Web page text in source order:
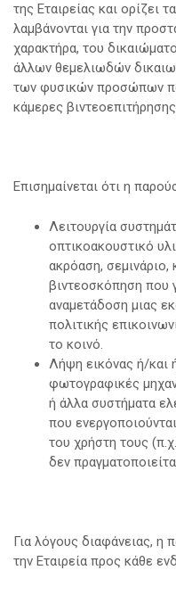
της Εταιρείας και ορίζει
λαμβάνονται για την
χαρακτήρα, του
άλλων θεμελιωδών
των φυσικών προσώπων
κάμερες
Επισημαίνεται ότι η
Λειτουργία
οπτικοακουστικό
ακρόαση,
βιντεοσκόπηση που
αναμετάδοση μιας
πολιτικής
το κοινό.
Λήψη εικόνας ή/και
φωτογραφικές
ή άλλα συστήματα
που
του χρήστη τους
δεν
Για λόγους διαφάνειας, η
την Εταιρεία προς κάθε